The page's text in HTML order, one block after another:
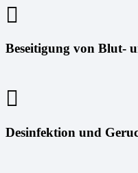
Beseitigung von Blut-
Desinfektion und